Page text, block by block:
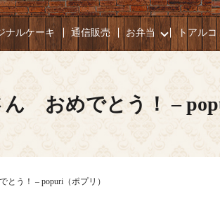
ナルケーキ 通信販売 お弁当 トアル
おめでとう！ –
う！ – popuri（ポプリ）